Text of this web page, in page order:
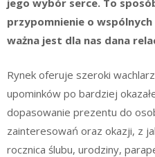
jego wybór serce. To
przypomnienie o
ważna jest dla nas dana
Rynek oferuje szeroki
upominków po bardziej
dopasowanie prezentu do
zainteresowań oraz okazji, z
rocznica ślubu, urodziny,